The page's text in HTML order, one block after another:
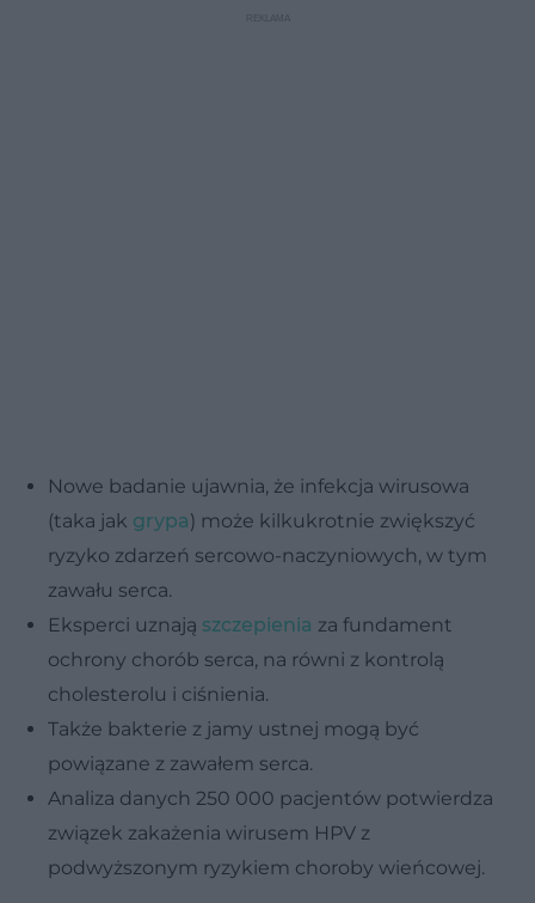
problemów kardiologicznych i zawału, o których przeczytasz więcej na
Nowe badanie ujawnia, że infekcja wirusowa
(taka jak grypa) może kilkukrotnie zwiększyć
ryzyko zdarzeń sercowo-naczyniowych, w tym
zawału serca.
Eksperci uznają szczepienia za fundament
ochrony chorób serca, na równi z kontrolą
cholesterolu i ciśnienia.
Także bakterie z jamy ustnej mogą być
powiązane z zawałem serca.
Analiza danych 250 000 pacjentów potwierdza
związek zakażenia wirusem HPV z
podwyższonym ryzykiem choroby wieńcowej.